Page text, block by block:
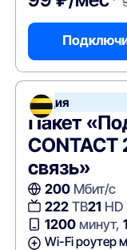
Акция
Пакет
связь»
200Мбит/с
222ТВ21 HD
1200минут,
Wi-Fi роутер